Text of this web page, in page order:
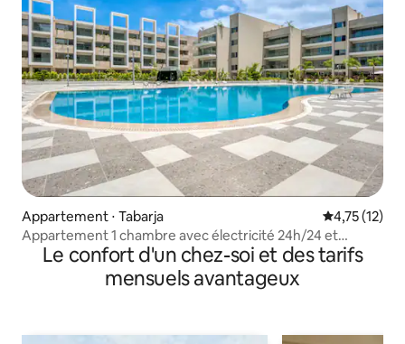
Appartement ⋅ Tabarja Évaluation
4,75 (12)
Appartement 1 chambre avec électricité 24h/24 et
piscine à AquaGate Resort
Le confort d'un chez-soi et des tarifs
mensuels avantageux